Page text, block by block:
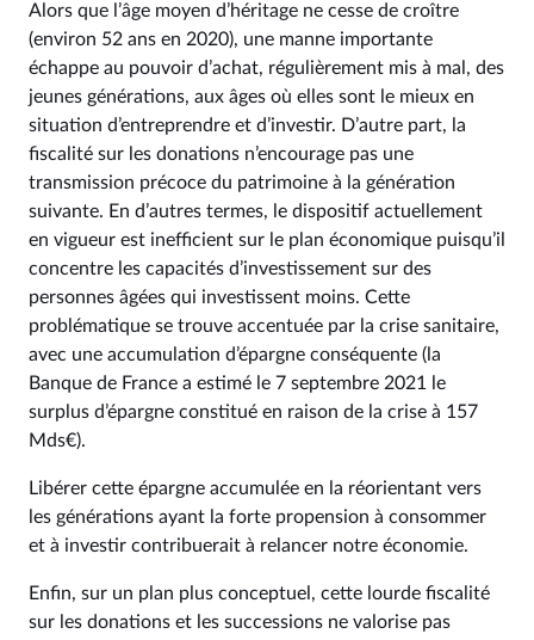
Alors que l’âge moyen d’héritage ne cesse de croître
(environ 52 ans en 2020), une manne importante
échappe au pouvoir d’achat, régulièrement mis à mal, des
jeunes générations, aux âges où elles sont le mieux en
situation d’entreprendre et d’investir. D’autre part, la
fiscalité sur les donations n’encourage pas une
transmission précoce du patrimoine à la génération
suivante. En d’autres termes, le dispositif actuellement
en vigueur est inefficient sur le plan économique puisqu’il
concentre les capacités d’investissement sur des
personnes âgées qui investissent moins. Cette
problématique se trouve accentuée par la crise sanitaire,
avec une accumulation d’épargne conséquente (la
Banque de France a estimé le 7 septembre 2021 le
surplus d’épargne constitué en raison de la crise à 157
Mds€).
Libérer cette épargne accumulée en la réorientant vers
les générations ayant la forte propension à consommer
et à investir contribuerait à relancer notre économie.
Enfin, sur un plan plus conceptuel, cette lourde fiscalité
sur les donations et les successions ne valorise pas